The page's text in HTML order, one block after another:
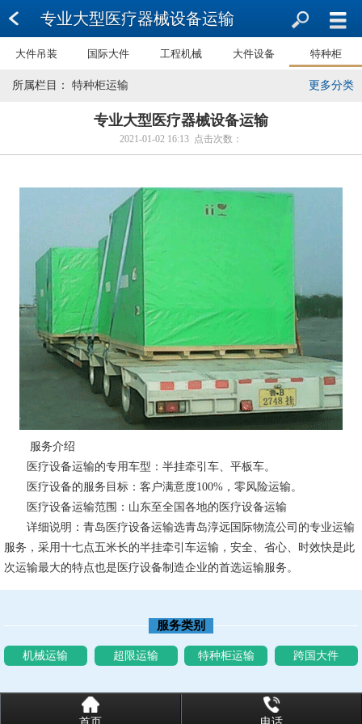
专业大型医疗器械设备运输
大件吊装 国际大件 工程机械 大件设备 特种柜
更多分类
所属栏目： 特种柜运输
专业大型医疗器械设备运输
2021-01-02 16:13 点击次数：
服务介绍
医疗设备运输的专用车型：半挂牵引车、平板车。
医疗设备的服务目标：客户满意度100%，零风险运输。
医疗设备运输范围：山东至全国各地的医疗设备运输
详细说明：青岛医疗设备运输选青岛淳远国际物流公司的专业运输
服务，采用十七点五米长的半挂牵引车运输，安全、省心、时效快是此
次运输最大的特点也是医疗设备制造企业的首选运输服务。
服务类别
机械运输 超限运输 特种柜运输 跨国大件